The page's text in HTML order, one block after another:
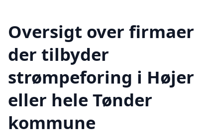
Oversigt over firmaer
der tilbyder
strømpeforing i Højer
eller hele Tønder
kommune